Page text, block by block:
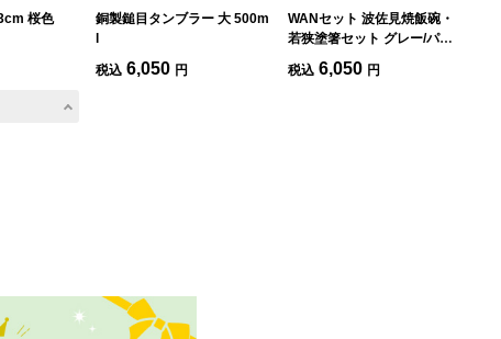
桜色
銅製鎚目タンブラー 大 500m
l
税込 6,050 円
WANセット 波佐見焼飯碗・
若狭塗箸セット グレー/パー
税込 6,050 円